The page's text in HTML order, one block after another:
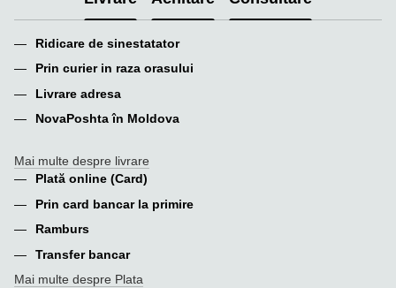
Ridicare de sinestatator
Prin curier in raza orasului
Livrare adresa
NovaPoshta în Moldova
Mai multe despre livrare
Plată online (Card)
Prin card bancar la primire
Ramburs
Transfer bancar
Mai multe despre Plata